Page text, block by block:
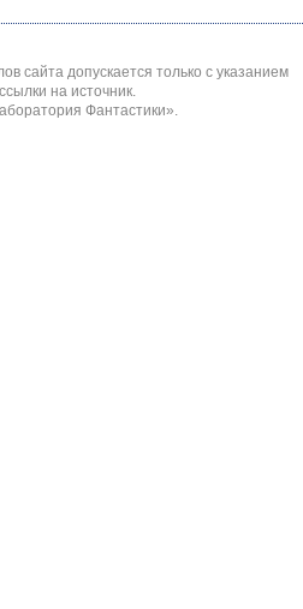
сайта допускается только с указанием
на источник.
Фантастики»